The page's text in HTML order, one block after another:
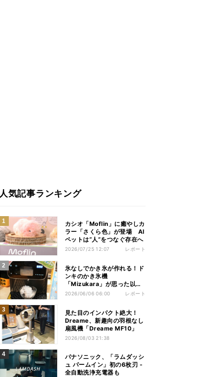
人気記事ランキング
カシオ「Moflin」に癒やしカ
ラー「さくら色」が登場 AI
ペットは“人”をつなぐ存在へ
2026/07/25 12:07 レポート
氷なしでかき氷が作れる！ド
ンキのかき氷機
「Mizukara」が思った以上
に全部やってくれた
2026/06/06 06:00 レポート
見た目のインパクト絶大！
Dreame、新趣向の羽根なし
扇風機「Dreame MF10」
2026/08/03 21:38
パナソニック、「ラムダッシ
ュ パームイン」初の6枚刃 -
全自動洗浄充電器も